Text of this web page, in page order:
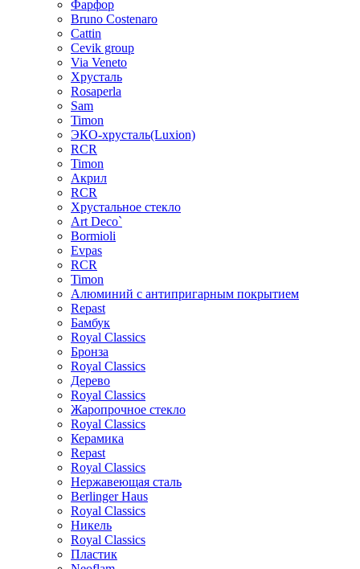
Фарфор
Bruno Costenaro
Cattin
Cevik group
Via Veneto
Хрусталь
Rosaperla
Sam
Timon
ЭКО-хрусталь(Luxion)
RCR
Timon
Акрил
RCR
Хрустальное стекло
Art Deco`
Bormioli
Evpas
RCR
Timon
Алюминий с антипригарным покрытием
Repast
Бамбук
Royal Classics
Бронза
Royal Classics
Дерево
Royal Classics
Жаропрочное стекло
Royal Classics
Керамика
Repast
Royal Classics
Нержавеющая сталь
Berlinger Haus
Royal Classics
Никель
Royal Classics
Пластик